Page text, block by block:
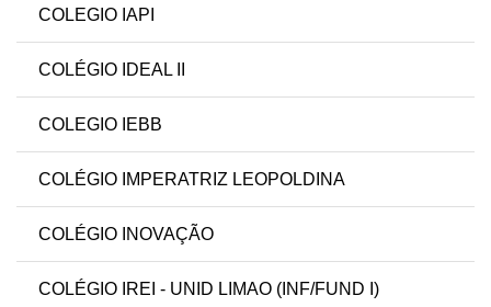
COLEGIO IAPI
COLÉGIO IDEAL II
COLEGIO IEBB
COLÉGIO IMPERATRIZ LEOPOLDINA
COLÉGIO INOVAÇÃO
COLÉGIO IREI - UNID LIMAO (INF/FUND I)